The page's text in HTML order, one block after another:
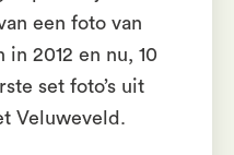
een foto van
2012 en nu, 10
set foto’s uit
Veluweveld.